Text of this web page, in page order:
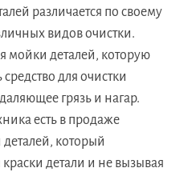
различается по своему
видов очистки.
мойки деталей, которую
для очистки
грязь и нагар.
есть в продаже
который
детали и не вызывая